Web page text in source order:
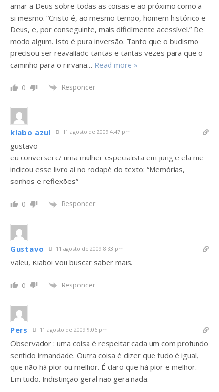
amar a Deus sobre todas as coisas e ao próximo como a
si mesmo. “Cristo é, ao mesmo tempo, homem histórico e
Deus, e, por conseguinte, mais dificilmente acessível.” De
modo algum. Isto é pura inversão. Tanto que o budismo
precisou ser reavaliado tantas e tantas vezes para que o
caminho para o nirvana… Read more »
0 Responder
kiabo azul 11 agosto de 2009 4:47 pm
gustavo
eu conversei c/ uma mulher especialista em jung e ela me
indicou esse livro ai no rodapé do texto: “Memórias,
sonhos e reflexões”
0 Responder
Gustavo 11 agosto de 2009 8:33 pm
Valeu, Kiabo! Vou buscar saber mais.
0 Responder
Pers 11 agosto de 2009 9:06 pm
Observador : uma coisa é respeitar cada um com profundo
sentido irmandade. Outra coisa é dizer que tudo é igual,
que não há pior ou melhor. É claro que há pior e melhor.
Em tudo. Indistinção geral não gera nada.